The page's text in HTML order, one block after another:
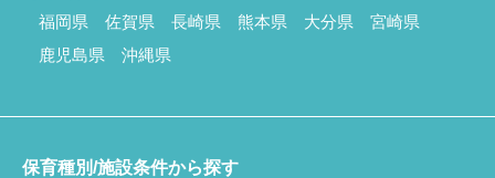
福岡県 佐賀県 長崎県 熊本県 大分県
宮崎県
鹿児島県
沖縄県
保育種別/施設条件から探す